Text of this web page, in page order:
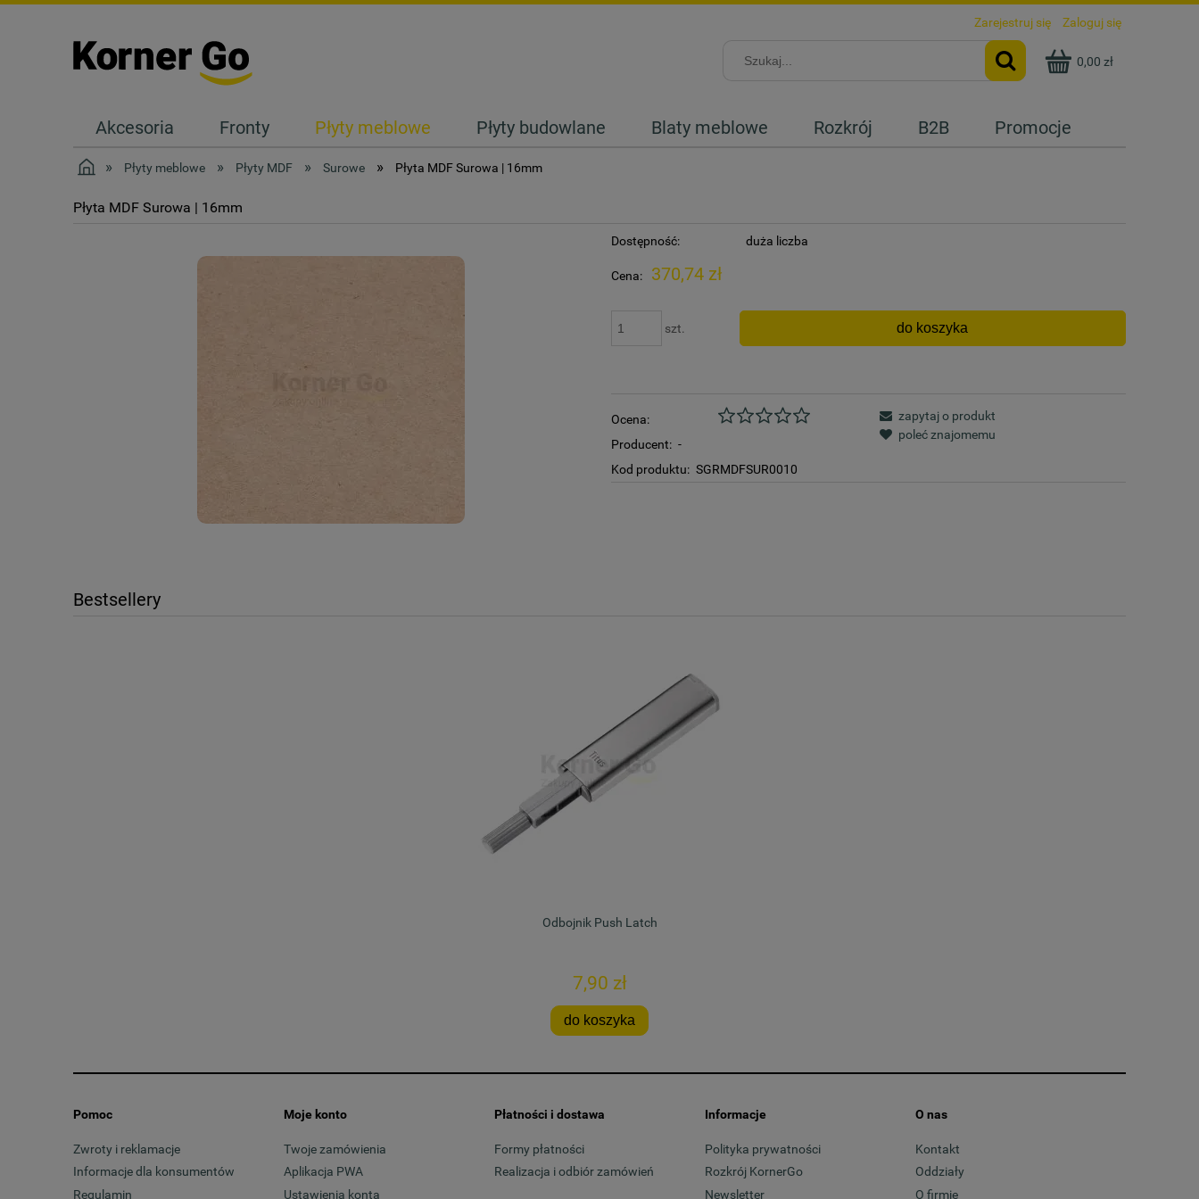
Zarejestruj się Zaloguj się
0,00 zł
Akcesoria Fronty Płyty meblowe Płyty budowlane Blaty meblowe Rozkrój B2B
Promocje
Kontakt
» Płyty meblowe » Płyty MDF » Surowe » Płyta MDF Surowa | 16mm
Płyta MDF Surowa | 16mm
Dostępność: duża liczba
Cena: 370,74 zł
szt. do koszyka
Ocena:
Producent: -
Kod produktu: SGRMDFSUR0010
zapytaj o produkt
poleć znajomemu
Bestsellery
Odbojnik Push Latch
7,90 zł
do koszyka
Pomoc
Zwroty i reklamacje
Informacje dla konsumentów
Regulamin
Moje konto
Twoje zamówienia
Aplikacja PWA
Ustawienia konta
Płatności i dostawa
Formy płatności
Realizacja i odbiór zamówień
Informacje
Polityka prywatności
Rozkrój KornerGo
Newsletter
O nas
Kontakt
Oddziały
O firmie